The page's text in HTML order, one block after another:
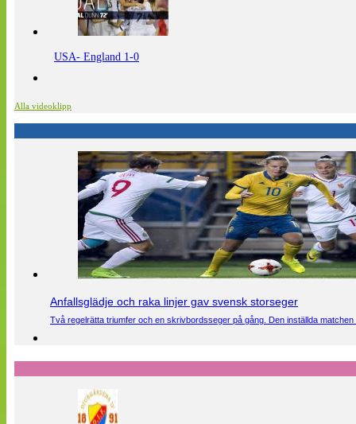
USA- England 1-0
Alla videoklipp
Anfallsglädje och raka linjer gav svensk storseger
Två regelrätta triumfer och en skrivbordsseger på gång. Den inställda